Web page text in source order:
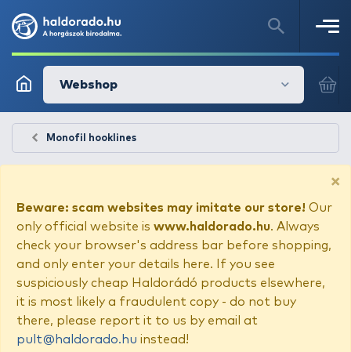
Webshop
Monofil hooklines
×
Beware: scam websites may imitate our store! Our
only official website is www.haldorado.hu. Always
check your browser's address bar before shopping,
and only enter your details here. If you see
suspiciously cheap Haldorádó products elsewhere,
it is most likely a fraudulent copy - do not buy
there, please report it to us by email at
pult@haldorado.hu instead!